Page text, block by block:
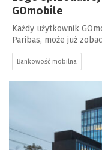
GOmobile
Każdy użytkownik
Paribas, może już
Bankowość mobilna
a